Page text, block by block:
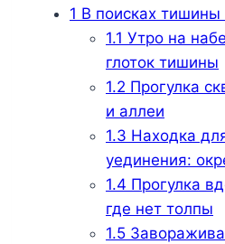
1 В поисках
1.1 Утро на
глоток тишины
1.2 Прогулка
и аллеи
1.3 Находка
уединения:
1.4 Прогулка
где нет толпы
1.5